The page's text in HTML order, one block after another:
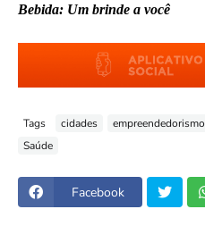
Bebida: Um brinde a você
Tags cidades empreendedorismo
Saúde
Facebook